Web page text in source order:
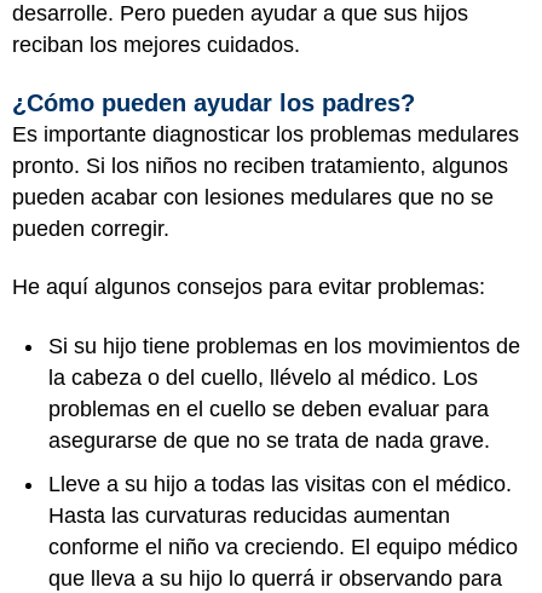
desarrolle. Pero pueden ayudar a que sus hijos
reciban los mejores cuidados.
¿Cómo pueden ayudar los padres?
Es importante diagnosticar los problemas medulares
pronto. Si los niños no reciben tratamiento, algunos
pueden acabar con lesiones medulares que no se
pueden corregir.
He aquí algunos consejos para evitar problemas:
Si su hijo tiene problemas en los movimientos de
la cabeza o del cuello, llévelo al médico. Los
problemas en el cuello se deben evaluar para
asegurarse de que no se trata de nada grave.
Lleve a su hijo a todas las visitas con el médico.
Hasta las curvaturas reducidas aumentan
conforme el niño va creciendo. El equipo médico
que lleva a su hijo lo querrá ir observando para